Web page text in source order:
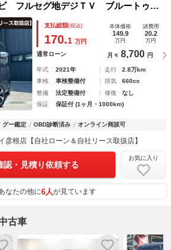
フルセグ地デジＴＶ ブルートゥー
ニター センターサーキュレーター
スライドドアサンシェード アイド
支払総額(税込)
170.1 万円
本体価格
149.9
万円
諸費用
20.2
万円
通常ローン 月々 8,700 円
年式 2021年 走行
2.8万km
車検
車検整備付 排気
660cc
整備
法定整備付 修復
なし
保証
保証付 (1ヶ月・1000km)
グー鑑定 OBD診断済み オンライン商談可
彦根店【自社ローン＆自社リース取扱店】
認・見積り依頼する
お気に入り
なたの他に6人が見ています
古車